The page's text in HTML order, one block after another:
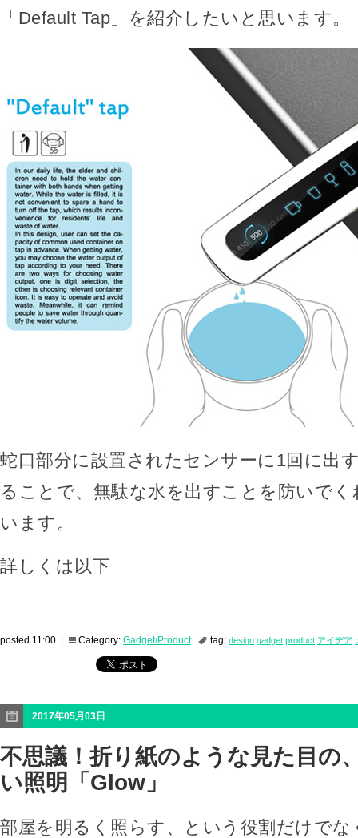
「Default Tap」を紹介したいと思います。
蛇口部分に設置されたセンサーに1回に出
ることで、無駄な水を出すことを防いで
います。
詳しくは以下
posted 11:00 | Category: Gadget/Product tag: design gadget product アイデア
2017年05月03日
不思議！折り紙のような見た目の
い照明「Glow」
部屋を明るく照らす、という役割だけでな